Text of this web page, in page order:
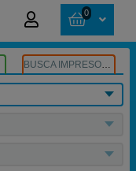
0
BUSCA IMPRESORA